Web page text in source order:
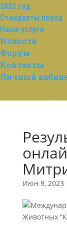
2023 год
Стандарты пород
Наши услуги
Новости
Форум
Контакты
Личный
Июн 9, 2023